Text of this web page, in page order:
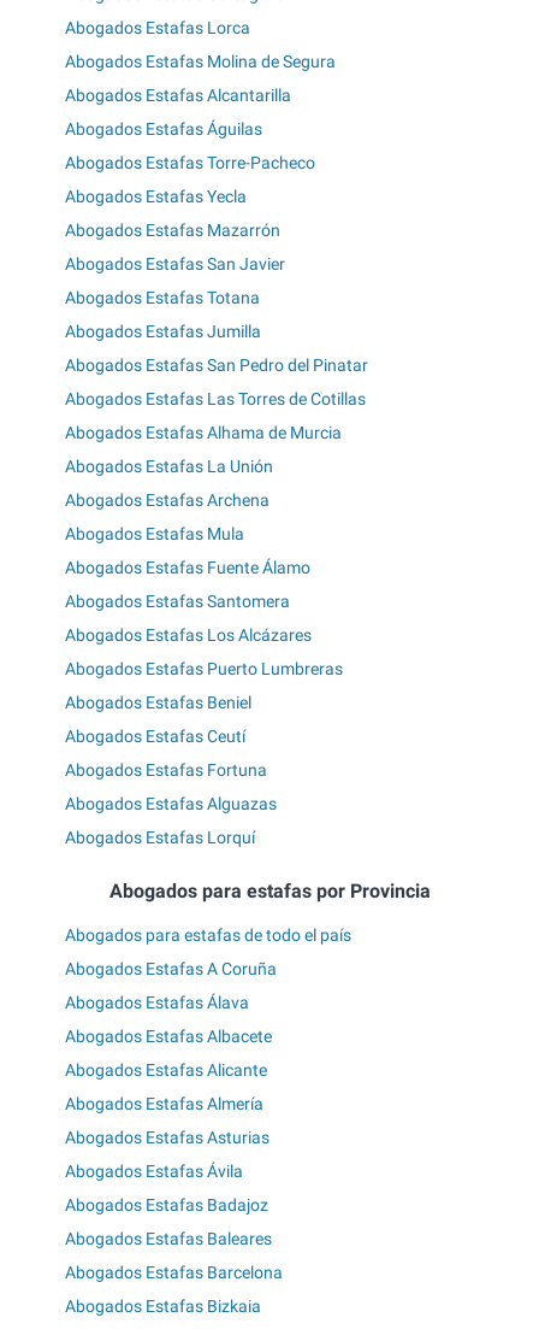
Abogados Estafas Lorca
Abogados Estafas Molina de Segura
Abogados Estafas Alcantarilla
Abogados Estafas Águilas
Abogados Estafas Torre-Pacheco
Abogados Estafas Yecla
Abogados Estafas Mazarrón
Abogados Estafas San Javier
Abogados Estafas Totana
Abogados Estafas Jumilla
Abogados Estafas San Pedro del Pinatar
Abogados Estafas Las Torres de Cotillas
Abogados Estafas Alhama de Murcia
Abogados Estafas La Unión
Abogados Estafas Archena
Abogados Estafas Mula
Abogados Estafas Fuente Álamo
Abogados Estafas Santomera
Abogados Estafas Los Alcázares
Abogados Estafas Puerto Lumbreras
Abogados Estafas Beniel
Abogados Estafas Ceutí
Abogados Estafas Fortuna
Abogados Estafas Alguazas
Abogados Estafas Lorquí
Abogados para estafas por Provincia
Abogados para estafas de todo el país
Abogados Estafas A Coruña
Abogados Estafas Álava
Abogados Estafas Albacete
Abogados Estafas Alicante
Abogados Estafas Almería
Abogados Estafas Asturias
Abogados Estafas Ávila
Abogados Estafas Badajoz
Abogados Estafas Baleares
Abogados Estafas Barcelona
Abogados Estafas Bizkaia